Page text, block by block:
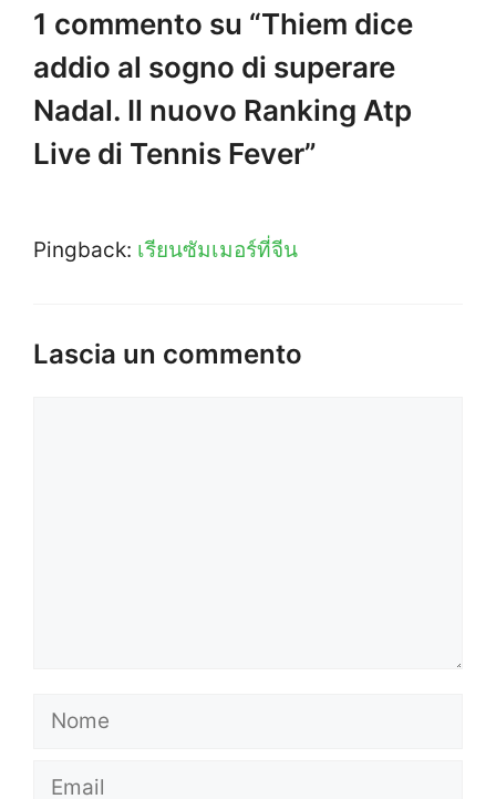
1 commento su “Thiem dice
addio al sogno di superare
Nadal. Il nuovo Ranking Atp
Live di Tennis Fever”
Pingback: เรียนซัมเมอร์ที่จีน
Lascia un commento
Nome
Email